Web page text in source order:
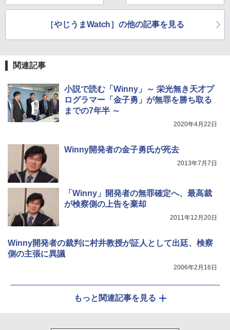
［やじうまWatch］の他の記事を見る
関連記事
小説で読む「Winny」～ 栄光無き天才プ
ログラマー「金子勇」が無罪を勝ち取る
までの7年半 ～
2020年4月22日
Winny開発者の金子勇氏が死去
2013年7月7日
「Winny」開発者の無罪確定へ、最高裁
が検察側の上告を棄却
2011年12月20日
Winny開発者の裁判に村井教授が証人として出廷、検察
側の主張に異議
2006年2月16日
もっと関連記事を見る